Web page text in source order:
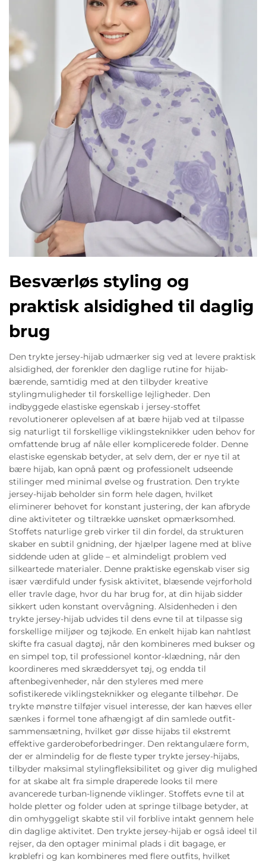
Besværløs styling og
praktisk alsidighed til daglig
brug
Den trykte jersey-hijab udmærker sig ved at levere praktisk
alsidighed, der forenkler den daglige rutine for hijab-
bærende, samtidig med at den tilbyder kreative
stylingmuligheder til forskellige lejligheder. Den
indbyggede elastiske egenskab i jersey-stoffet
revolutionerer oplevelsen af at bære hijab ved at tilpasse
sig naturligt til forskellige viklingsteknikker uden behov for
omfattende brug af nåle eller komplicerede folder. Denne
elastiske egenskab betyder, at selv dem, der er nye til at
bære hijab, kan opnå pænt og professionelt udseende
stilinger med minimal øvelse og frustration. Den trykte
jersey-hijab beholder sin form hele dagen, hvilket
eliminerer behovet for konstant justering, der kan afbryde
dine aktiviteter og tiltrække uønsket opmærksomhed.
Stoffets naturlige greb virker til din fordel, da strukturen
skaber en subtil gnidning, der hjælper lagene med at blive
siddende uden at glide – et almindeligt problem ved
silkeartede materialer. Denne praktiske egenskab viser sig
især værdifuld under fysisk aktivitet, blæsende vejrforhold
eller travle dage, hvor du har brug for, at din hijab sidder
sikkert uden konstant overvågning. Alsidenheden i den
trykte jersey-hijab udvides til dens evne til at tilpasse sig
forskellige miljøer og tøjkode. En enkelt hijab kan nahtløst
skifte fra casual dagtøj, når den kombineres med bukser og
en simpel top, til professionel kontor-klædning, når den
koordineres med skræddersyet tøj, og endda til
aftenbegivenheder, når den styleres med mere
sofistikerede viklingsteknikker og elegante tilbehør. De
trykte mønstre tilføjer visuel interesse, der kan hæves eller
sænkes i formel tone afhængigt af din samlede outfit-
sammensætning, hvilket gør disse hijabs til ekstremt
effektive garderobeforbedringer. Den rektangulære form,
der er almindelig for de fleste typer trykte jersey-hijabs,
tilbyder maksimal stylingfleksibilitet og giver dig mulighed
for at skabe alt fra simple draperede looks til mere
avancerede turban-lignende viklinger. Stoffets evne til at
holde pletter og folder uden at springe tilbage betyder, at
din omhyggeligt skabte stil vil forblive intakt gennem hele
din daglige aktivitet. Den trykte jersey-hijab er også ideel til
rejser, da den optager minimal plads i dit bagage, er
krøblefri og kan kombineres med flere outfits, hvilket